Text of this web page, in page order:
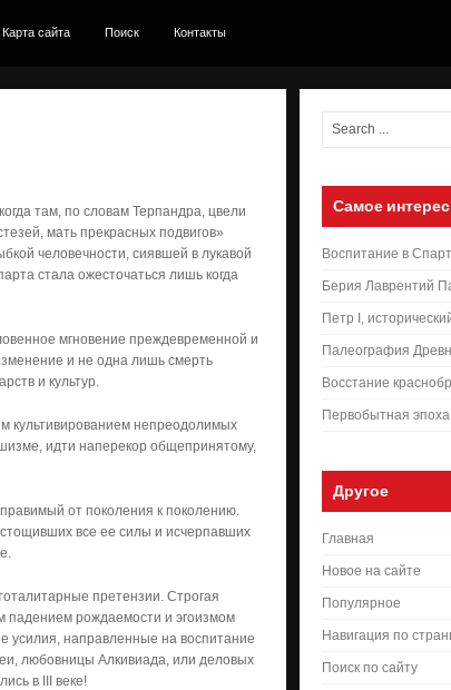
Карта сайта Поиск Контакты
там, по словам Терпандра, цвели
мать прекрасных подвигов»
человечности, сиявшей в лукавой
стала ожесточаться лишь когда
мгновение преждевременной и
и не одна лишь смерть
и культур.
культивированием непреодолимых
идти наперекор общепринятому,
от поколения к поколению.
все ее силы и исчерпавших
претензии. Строгая
падением рождаемости и эгоизмом
усилия, направленные на воспитание
любовницы Алкивиада, или деловых
в III веке!
Самое
Воспитание в
Берия Лаврентий
Петр I,
Палеография
Восстание
Первобытная
Другое
Главная
Новое на сайте
Популярное
Навигация по
Поиск по сайту